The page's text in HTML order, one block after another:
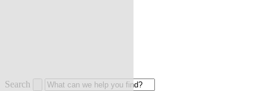
Search